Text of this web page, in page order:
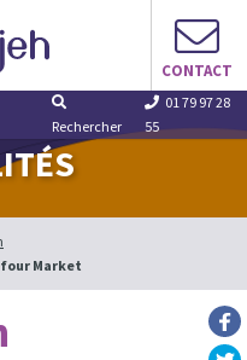
CONTACT
Rechercher
01 79 97 28
55
Market